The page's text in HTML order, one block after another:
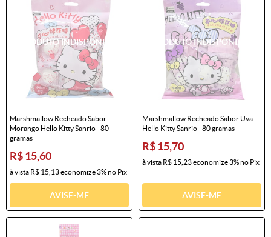
Marshmallow Recheado Sabor
Morango Hello Kitty Sanrio - 80
gramas
R$ 15,60
à vista R$ 15,13economize3%no Pix
AVISE-ME
Marshmallow Recheado Sabor Uva
Hello Kitty Sanrio - 80 gramas
R$ 15,70
à vista R$ 15,23economize3%no Pix
AVISE-ME